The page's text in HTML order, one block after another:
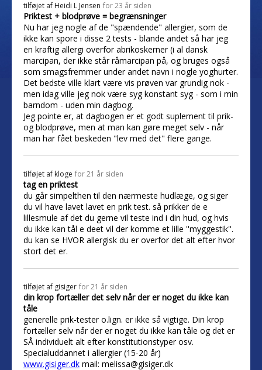
tilføjet af Heidi L Jensen for 23 år siden
Priktest + blodprøve = begrænsninger
Nu har jeg nogle af de "spændende" allergier, som de
ikke kan spore i disse 2 tests - blande andet så har jeg
en kraftig allergi overfor abrikoskerner (i al dansk
marcipan, der ikke står råmarcipan på, og bruges også
som smagsfremmer under andet navn i nogle yoghurter.
Det bedste ville klart være vis prøven var grundig nok -
men idag ville jeg nok være syg konstant syg - som i min
barndom - uden min dagbog.
Jeg pointe er, at dagbogen er et godt suplement til prik-
og blodprøve, men at man kan gøre meget selv - når
man har fået beskeden "lev med det" flere gange.
tilføjet af kloge for 21 år siden
tag en priktest
du går simpelthen til den nærmeste hudlæge, og siger
du vil have lavet lavet en prik test. så prikker de e
lillesmule af det du gerne vil teste ind i din hud, og hvis
du ikke kan tål e deet vil der komme et lille ''myggestik''.
du kan se HVOR allergisk du er overfor det alt efter hvor
stort det er.
tilføjet af gisiger for 21 år siden
din krop fortæller det selv når der er noget du ikke kan
tåle
generelle prik-tester o.lign. er ikke så vigtige. Din krop
fortæller selv når der er noget du ikke kan tåle og det er
SÅ individuelt alt efter konstitutionstyper osv.
Specialuddannet i allergier (15-20 år)
www.gisiger.dk mail: melissa@gisiger.dk